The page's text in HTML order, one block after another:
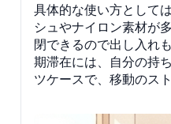
具体的な使い方として
シュやナイロン素材が
閉できるので出し入れ
期滞在には、自分の持
ツケースで、移動のス